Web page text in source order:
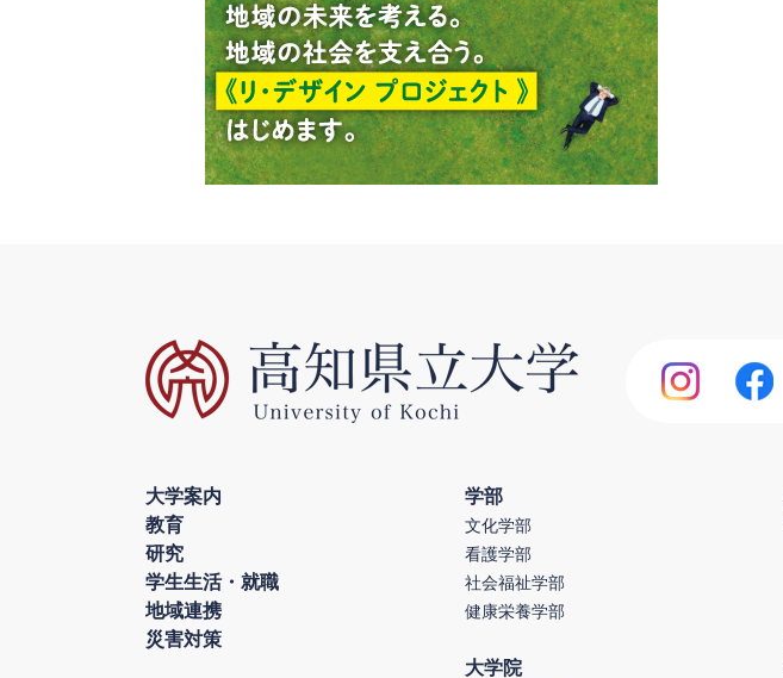
大学案内
教育
研究
学生生活・就職
地域連携
災害対策
学部
文化学部
看護学部
社会福祉学部
健康栄養学部
大学院